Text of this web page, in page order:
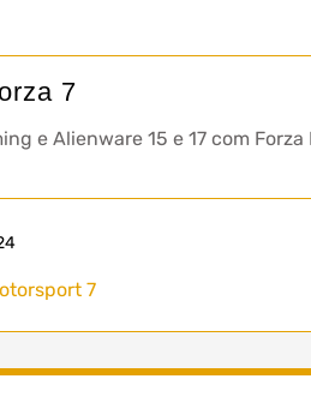
7
e Alienware 15 e 17 com
7